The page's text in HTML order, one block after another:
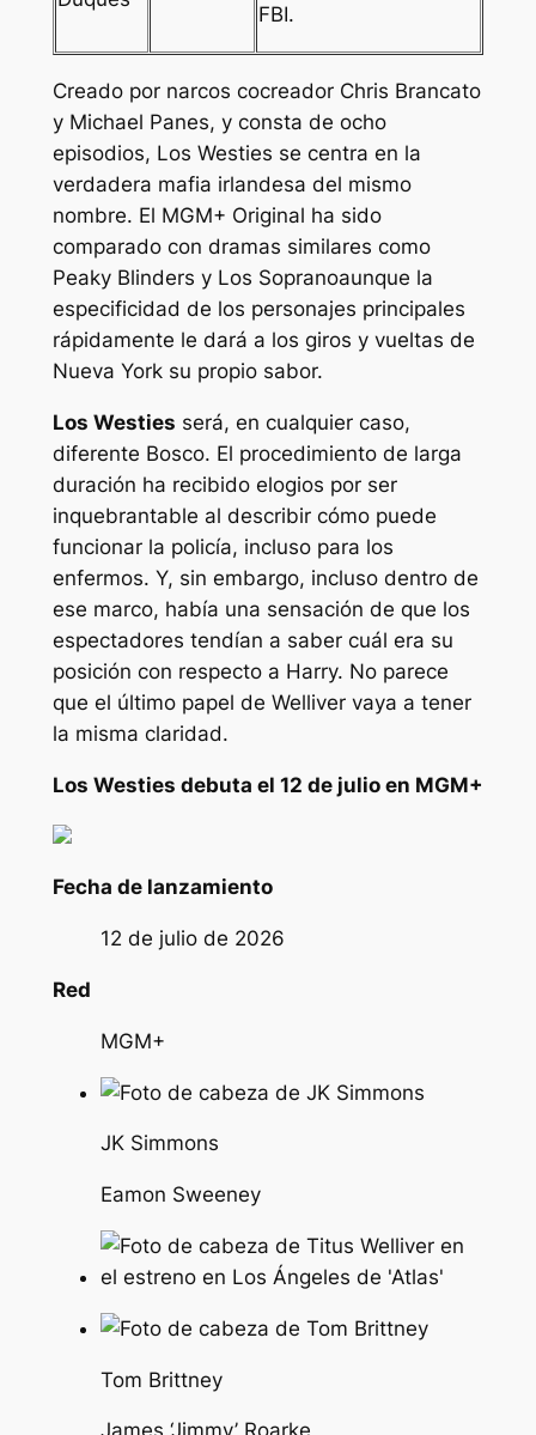
FBI.
Creado por narcos cocreador Chris Brancato
y Michael Panes, y consta de ocho
episodios, Los Westies se centra en la
verdadera mafia irlandesa del mismo
nombre. El MGM+ Original ha sido
comparado con dramas similares como
Peaky Blinders y Los Sopranoaunque la
especificidad de los personajes principales
rápidamente le dará a los giros y vueltas de
Nueva York su propio sabor.
Los Westies será, en cualquier caso,
diferente Bosco. El procedimiento de larga
duración ha recibido elogios por ser
inquebrantable al describir cómo puede
funcionar la policía, incluso para los
enfermos. Y, sin embargo, incluso dentro de
ese marco, había una sensación de que los
espectadores tendían a saber cuál era su
posición con respecto a Harry. No parece
que el último papel de Welliver vaya a tener
la misma claridad.
Los Westies debuta el 12 de julio en MGM+
Fecha de lanzamiento
12 de julio de 2026
Red
MGM+
JK Simmons
Eamon Sweeney
Tom Brittney